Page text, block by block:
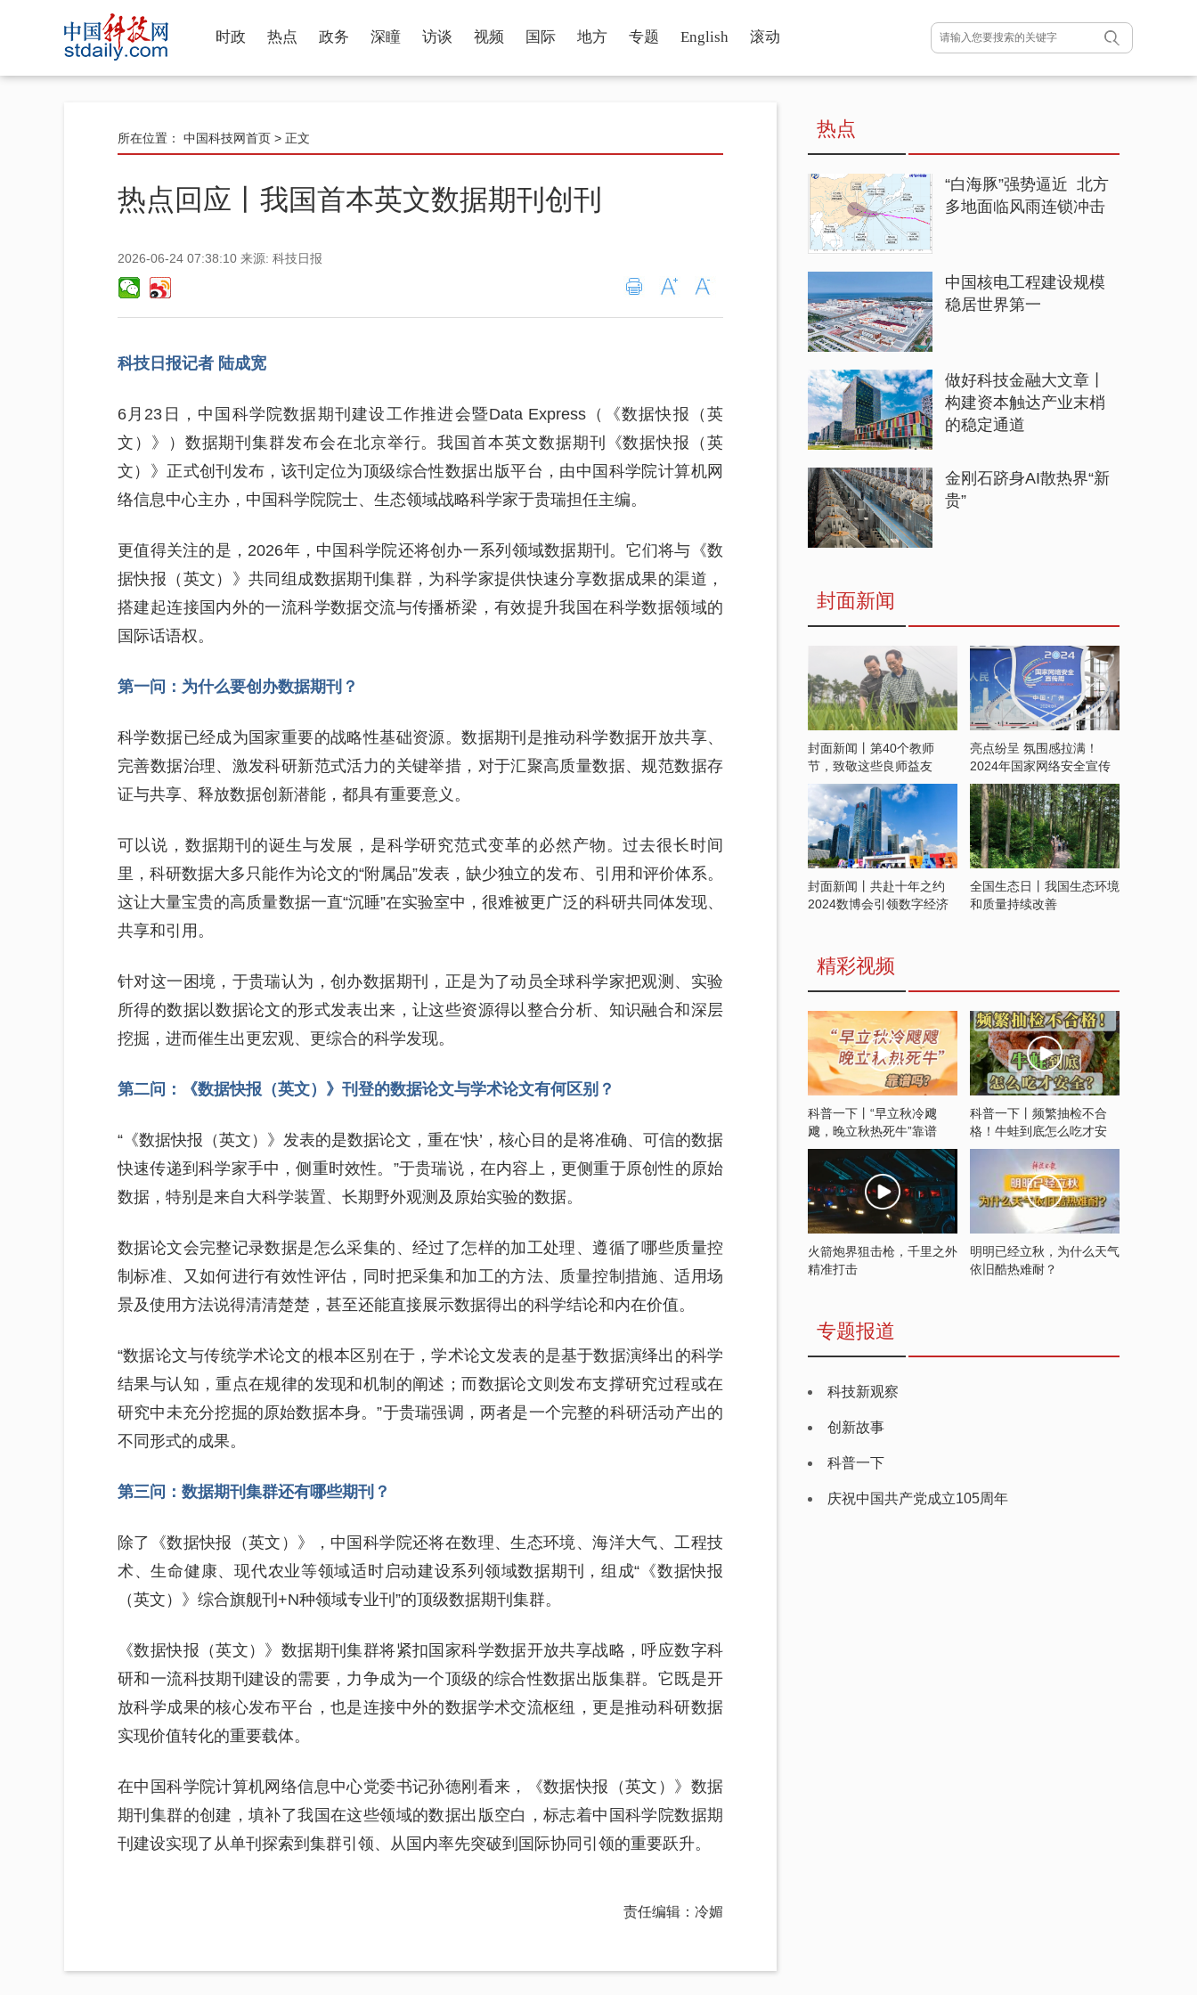
时政 热点 政务 深瞳 访谈 视频 国际 地方 专题 English 滚动
所在位置： 中国科技网首页 > 正文
热点回应丨我国首本英文数据期刊创刊
2026-06-24 07:38:10 来源: 科技日报
科技日报记者 陆成宽
6月23日，中国科学院数据期刊建设工作推进会暨Data Express（《数据快报（英
文）》）数据期刊集群发布会在北京举行。我国首本英文数据期刊《数据快报（英
文）》正式创刊发布，该刊定位为顶级综合性数据出版平台，由中国科学院计算机网
络信息中心主办，中国科学院院士、生态领域战略科学家于贵瑞担任主编。
更值得关注的是，2026年，中国科学院还将创办一系列领域数据期刊。它们将与《数
据快报（英文）》共同组成数据期刊集群，为科学家提供快速分享数据成果的渠道，
搭建起连接国内外的一流科学数据交流与传播桥梁，有效提升我国在科学数据领域的
国际话语权。
第一问：为什么要创办数据期刊？
科学数据已经成为国家重要的战略性基础资源。数据期刊是推动科学数据开放共享、
完善数据治理、激发科研新范式活力的关键举措，对于汇聚高质量数据、规范数据存
证与共享、释放数据创新潜能，都具有重要意义。
可以说，数据期刊的诞生与发展，是科学研究范式变革的必然产物。过去很长时间
里，科研数据大多只能作为论文的“附属品”发表，缺少独立的发布、引用和评价体系。
这让大量宝贵的高质量数据一直“沉睡”在实验室中，很难被更广泛的科研共同体发现、
共享和引用。
针对这一困境，于贵瑞认为，创办数据期刊，正是为了动员全球科学家把观测、实验
所得的数据以数据论文的形式发表出来，让这些资源得以整合分析、知识融合和深层
挖掘，进而催生出更宏观、更综合的科学发现。
第二问：《数据快报（英文）》刊登的数据论文与学术论文有何区别？
“《数据快报（英文）》发表的是数据论文，重在‘快’，核心目的是将准确、可信的数据
快速传递到科学家手中，侧重时效性。”于贵瑞说，在内容上，更侧重于原创性的原始
数据，特别是来自大科学装置、长期野外观测及原始实验的数据。
数据论文会完整记录数据是怎么采集的、经过了怎样的加工处理、遵循了哪些质量控
制标准、又如何进行有效性评估，同时把采集和加工的方法、质量控制措施、适用场
景及使用方法说得清清楚楚，甚至还能直接展示数据得出的科学结论和内在价值。
“数据论文与传统学术论文的根本区别在于，学术论文发表的是基于数据演绎出的科学
结果与认知，重点在规律的发现和机制的阐述；而数据论文则发布支撑研究过程或在
研究中未充分挖掘的原始数据本身。”于贵瑞强调，两者是一个完整的科研活动产出的
不同形式的成果。
第三问：数据期刊集群还有哪些期刊？
除了《数据快报（英文）》，中国科学院还将在数理、生态环境、海洋大气、工程技
术、生命健康、现代农业等领域适时启动建设系列领域数据期刊，组成“《数据快报
（英文）》综合旗舰刊+N种领域专业刊”的顶级数据期刊集群。
《数据快报（英文）》数据期刊集群将紧扣国家科学数据开放共享战略，呼应数字科
研和一流科技期刊建设的需要，力争成为一个顶级的综合性数据出版集群。它既是开
放科学成果的核心发布平台，也是连接中外的数据学术交流枢纽，更是推动科研数据
实现价值转化的重要载体。
在中国科学院计算机网络信息中心党委书记孙德刚看来，《数据快报（英文）》数据
期刊集群的创建，填补了我国在这些领域的数据出版空白，标志着中国科学院数据期
刊建设实现了从单刊探索到集群引领、从国内率先突破到国际协同引领的重要跃升。
责任编辑：冷媚
热点
“白海豚”强势逼近 北方
多地面临风雨连锁冲击
中国核电工程建设规模
稳居世界第一
做好科技金融大文章丨
构建资本触达产业末梢
的稳定通道
金刚石跻身AI散热界“新
贵”
封面新闻
封面新闻丨第40个教师
节，致敬这些良师益友
亮点纷呈 氛围感拉满！
2024年国家网络安全宣传
周开启
封面新闻丨共赴十年之约
2024数博会引领数字经济
全国生态日丨我国生态环境
和质量持续改善
精彩视频
科普一下丨“早立秋冷飕
飕，晚立秋热死牛”靠谱
吗？
科普一下丨频繁抽检不合
格！牛蛙到底怎么吃才安
全？
火箭炮界狙击枪，千里之外
精准打击
明明已经立秋，为什么天气
依旧酷热难耐？
专题报道
科技新观察
创新故事
科普一下
庆祝中国共产党成立105周年